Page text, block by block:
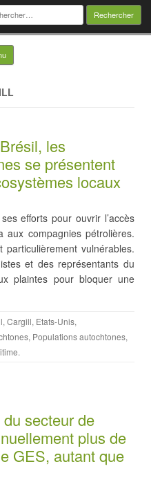
:
Skip to content
les
se présentent
locaux
efforts pour ouvrir l’accès
aux compagnies pétrolières.
vulnérables.
et des représentants du
plaintes pour bloquer une
, Cargill, Etats-Unis,
, Populations autochtones,
.
secteur de
plus de
GES, autant que